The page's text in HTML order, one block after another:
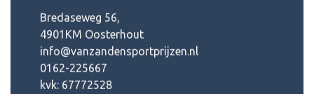
Bredaseweg 56,
4901KM Oosterhout
info@vanzandensportprijzen.nl
0162-225667
kvk: 67772528